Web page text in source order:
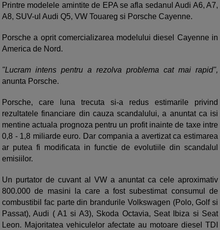
Printre modelele amintite de EPA se afla sedanul Audi A6, A7,
A8, SUV-ul Audi Q5, VW Touareg si Porsche Cayenne.
Porsche a oprit comercializarea modelului diesel Cayenne in
America de Nord.
"Lucram intens pentru a rezolva problema cat mai rapid",
anunta Porsche.
Porsche, care luna trecuta si-a redus estimarile privind
rezultatele financiare din cauza scandalului, a anuntat ca isi
mentine actuala prognoza pentru un profit inainte de taxe intre
0,8 - 1,8 miliarde euro. Dar compania a avertizat ca estimarea
ar putea fi modificata in functie de evolutiile din scandalul
emisiilor.
Un purtator de cuvant al VW a anuntat ca cele aproximativ
800.000 de masini la care a fost subestimat consumul de
combustibil fac parte din brandurile Volkswagen (Polo, Golf si
Passat), Audi ( A1 si A3), Skoda Octavia, Seat Ibiza si Seat
Leon. Majoritatea vehiculelor afectate au motoare diesel TDI